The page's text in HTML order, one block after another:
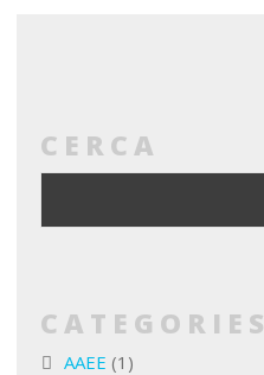
CERCA
CATEGORIES
AAEE (1)